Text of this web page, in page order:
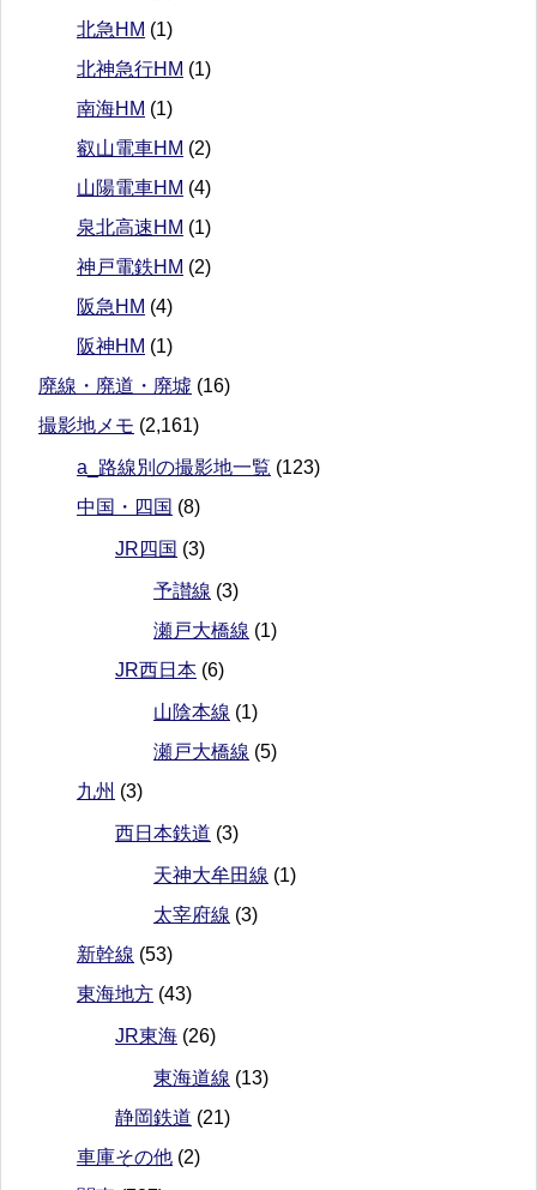
北急HM (1)
北神急行HM (1)
南海HM (1)
叡山電車HM (2)
山陽電車HM (4)
泉北高速HM (1)
神戸電鉄HM (2)
阪急HM (4)
阪神HM (1)
廃線・廃道・廃墟 (16)
撮影地メモ (2,161)
a_路線別の撮影地一覧 (123)
中国・四国 (8)
JR四国 (3)
予讃線 (3)
瀬戸大橋線 (1)
JR西日本 (6)
山陰本線 (1)
瀬戸大橋線 (5)
九州 (3)
西日本鉄道 (3)
天神大牟田線 (1)
太宰府線 (3)
新幹線 (53)
東海地方 (43)
JR東海 (26)
東海道線 (13)
静岡鉄道 (21)
車庫その他 (2)